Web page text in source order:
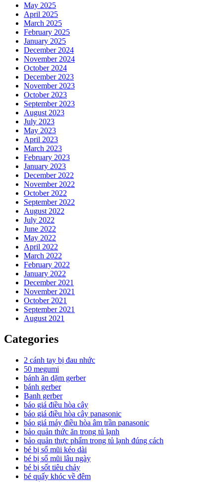
May 2025
April 2025
March 2025
February 2025
January 2025
December 2024
November 2024
October 2024
December 2023
November 2023
October 2023
September 2023
August 2023
July 2023
May 2023
April 2023
March 2023
February 2023
January 2023
December 2022
November 2022
October 2022
September 2022
August 2022
July 2022
June 2022
May 2022
April 2022
March 2022
February 2022
January 2022
December 2021
November 2021
October 2021
September 2021
August 2021
Categories
2 cánh tay bị đau nhức
50 megumi
bánh ăn dặm gerber
bánh gerber
Banh gerber
báo giá điều hòa cây
báo giá điều hòa cây panasonic
báo giá máy điều hòa âm trần panasonic
bảo quản thức ăn trong tủ lạnh
bảo quản thực phẩm trong tủ lạnh đúng cách
bé bị sổ mũi kéo dài
bé bị sổ mũi lâu ngày
bé bị sốt tiêu chảy
bé quấy khóc về đêm